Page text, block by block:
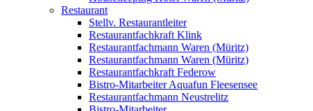
Restaurant
Stellv. Restaurantleiter
Restaurantfachkraft Klink
Restaurantfachmann Waren (Müritz)
Restaurantfachmann Waren (Müritz)
Restaurantfachkraft Federow
Bistro-Mitarbeiter Aquafun Fleesensee
Restaurantfachmann Neustrelitz